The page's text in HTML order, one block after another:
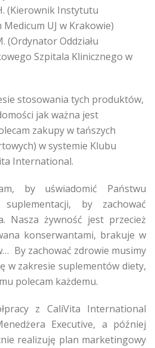
(Kierownik Instytutu
UJ w Krakowie)
(Ordynator Oddziału
Szpitala Klinicznego w
stosowania tych produktów,
jak ważna jest
zakupy w tańszych
w systemie Klubu
International.
by uświadomić Państwu
by zachować
Nasza żywność jest przecież
konserwantami, brakuje w
By zachować zdrowie musimy
w zakresie suplementów diety,
polecam każdemu.
z CaliVita International
Executive, a później
realizuję plan marketingowy